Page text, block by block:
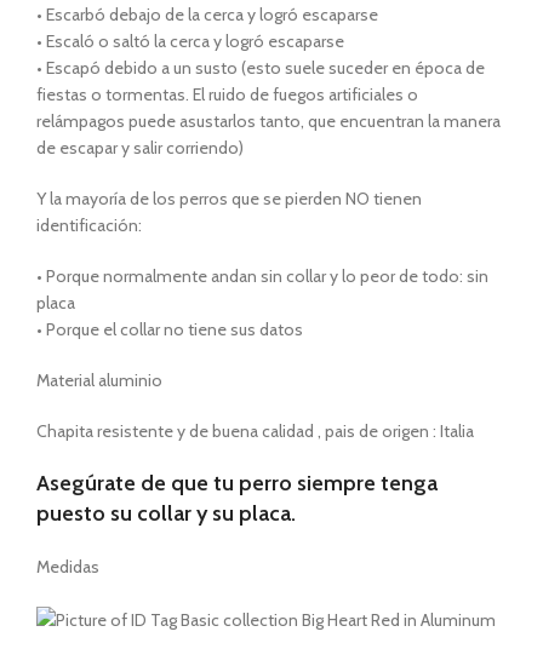
• Escarbó debajo de la cerca y logró escaparse
• Escaló o saltó la cerca y logró escaparse
• Escapó debido a un susto (esto suele suceder en época de
fiestas o tormentas. El ruido de fuegos artificiales o
relámpagos puede asustarlos tanto, que encuentran la manera
de escapar y salir corriendo)
Y la mayoría de los perros que se pierden NO tienen
identificación:
• Porque normalmente andan sin collar y lo peor de todo: sin
placa
• Porque el collar no tiene sus datos
Material aluminio
Chapita resistente y de buena calidad , pais de origen : Italia
Asegúrate de que tu perro siempre tenga
puesto su collar y su placa.
Medidas